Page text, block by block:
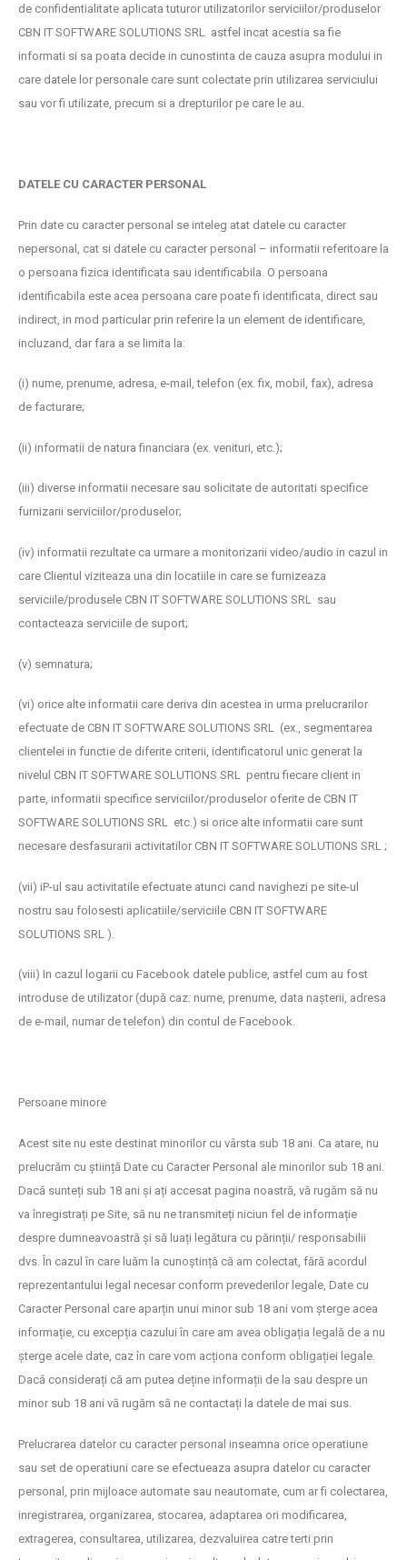
de confidentialitate aplicata tuturor utilizatorilor serviciilor/produselor
CBN IT SOFTWARE SOLUTIONS SRL astfel incat acestia sa fie
informati si sa poata decide in cunostinta de cauza asupra modului in
care datele lor personale care sunt colectate prin utilizarea serviciului
sau vor fi utilizate, precum si a drepturilor pe care le au.
DATELE CU CARACTER PERSONAL
Prin date cu caracter personal se inteleg atat datele cu caracter
nepersonal, cat si datele cu caracter personal – informatii referitoare la
o persoana fizica identificata sau identificabila. O persoana
identificabila este acea persoana care poate fi identificata, direct sau
indirect, in mod particular prin referire la un element de identificare,
incluzand, dar fara a se limita la:
(i) nume, prenume, adresa, e-mail, telefon (ex. fix, mobil, fax), adresa
de facturare;
(ii) informatii de natura financiara (ex. venituri, etc.);
(iii) diverse informatii necesare sau solicitate de autoritati specifice
furnizarii serviciilor/produselor;
(iv) informatii rezultate ca urmare a monitorizarii video/audio in cazul in
care Clientul viziteaza una din locatiile in care se furnizeaza
serviciile/produsele CBN IT SOFTWARE SOLUTIONS SRL sau
contacteaza serviciile de suport;
(v) semnatura;
(vi) orice alte informatii care deriva din acestea in urma prelucrarilor
efectuate de CBN IT SOFTWARE SOLUTIONS SRL (ex., segmentarea
clientelei in functie de diferite criterii, identificatorul unic generat la
nivelul CBN IT SOFTWARE SOLUTIONS SRL pentru fiecare client in
parte, informatii specifice serviciilor/produselor oferite de CBN IT
SOFTWARE SOLUTIONS SRL etc.) si orice alte informatii care sunt
necesare desfasurarii activitatilor CBN IT SOFTWARE SOLUTIONS SRL ;
(vii) iP-ul sau activitatile efectuate atunci cand navighezi pe site-ul
nostru sau folosesti aplicatiile/serviciile CBN IT SOFTWARE
SOLUTIONS SRL ).
(viii) In cazul logarii cu Facebook datele publice, astfel cum au fost
introduse de utilizator (după caz: nume, prenume, data nașterii, adresa
de e-mail, numar de telefon) din contul de Facebook.
Persoane minore
Acest site nu este destinat minorilor cu vârsta sub 18 ani. Ca atare, nu
prelucrăm cu știință Date cu Caracter Personal ale minorilor sub 18 ani.
Dacă sunteți sub 18 ani și ați accesat pagina noastră, vă rugăm să nu
va înregistrați pe Site, să nu ne transmiteți niciun fel de informație
despre dumneavoastră și să luați legătura cu părinții/ responsabilii
dvs. În cazul în care luăm la cunoștință că am colectat, fără acordul
reprezentantului legal necesar conform prevederilor legale, Date cu
Caracter Personal care aparțin unui minor sub 18 ani vom șterge acea
informație, cu excepția cazului în care am avea obligația legală de a nu
șterge acele date, caz în care vom acționa conform obligației legale.
Dacă considerați că am putea deține informații de la sau despre un
minor sub 18 ani vă rugăm să ne contactați la datele de mai sus.
Prelucrarea datelor cu caracter personal inseamna orice operatiune
sau set de operatiuni care se efectueaza asupra datelor cu caracter
personal, prin mijloace automate sau neautomate, cum ar fi colectarea,
inregistrarea, organizarea, stocarea, adaptarea ori modificarea,
extragerea, consultarea, utilizarea, dezvaluirea catre terti prin